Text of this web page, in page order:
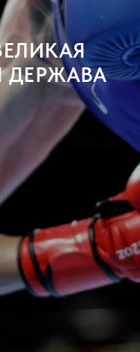
ДЕРЖАВА